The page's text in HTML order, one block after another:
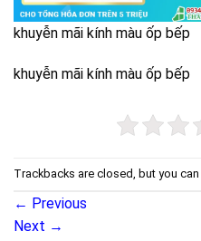
khuyễn mãi kính màu ốp bếp
khuyễn mãi kính màu ốp bếp
Trackbacks are closed, but you can
← Previous
Next →